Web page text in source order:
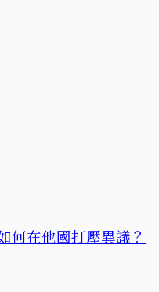
何在他國打壓異議？